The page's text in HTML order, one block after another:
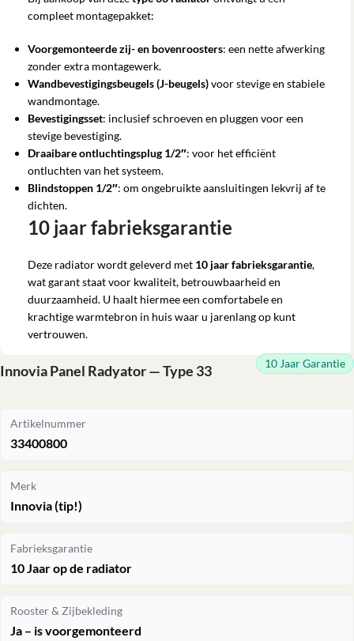
compleet montagepakket:
Voorgemonteerde zij- en bovenroosters: een nette afwerking
zonder extra montagewerk.
Wandbevestigingsbeugels (J-beugels)voor stevige en stabiele
wandmontage.
Bevestigingsset: inclusief schroeven en pluggen voor een
stevige bevestiging.
Draaibare ontluchtingsplug 1/2″: voor het efficiënt
ontluchten van het systeem.
Blindstoppen 1/2″: om ongebruikte aansluitingen lekvrij af te
dichten.
10 jaar fabrieksgarantie
Deze radiator wordt geleverd met 10 jaar fabrieksgarantie,
wat garant staat voor kwaliteit, betrouwbaarheid en
duurzaamheid. U haalt hiermee een comfortabele en
krachtige warmtebron in huis waar u jarenlang op kunt
vertrouwen.
Innovia Panel Radyator — Type 33 10 Jaar Garantie
Artikelnummer
33400800
Merk
Innovia (tip!)
Fabrieksgarantie
10 Jaar op de radiator
Rooster & Zijbekleding
Ja – is voorgemonteerd